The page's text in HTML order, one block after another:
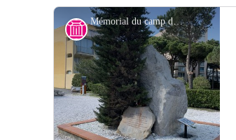
Mémorial du camp d’Argelès
Histoire